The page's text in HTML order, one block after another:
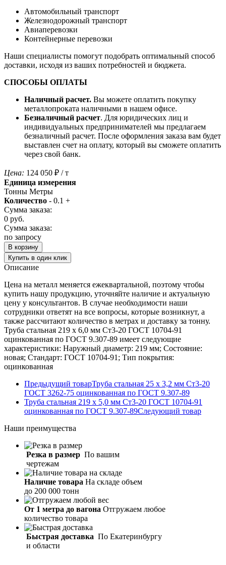
Автомобильный транспорт
Железнодорожный транспорт
Авиаперевозки
Контейнерные перевозки
Наши специалисты помогут подобрать оптимальный способ
доставки, исходя из ваших потребностей и бюджета.
СПОСОБЫ ОПЛАТЫ
Наличный расчет. Вы можете оплатить покупку
металлопроката наличными в нашем офисе.
Безналичный расчет. Для юридических лиц и
индивидуальных предпринимателей мы предлагаем
безналичный расчет. После оформления заказа вам будет
выставлен счет на оплату, который вы сможете оплатить
через свой банк.
Цена: 124 050 ₽ / т
Единица измерения
Тонны Метры
Количество - 0.1 +
Сумма заказа:
0 руб.
Сумма заказа:
по запросу
В корзину
Купить в один клик
Описание
Цена на металл меняется ежеквартальной, поэтому чтобы
купить нашу продукцию, уточняйте наличие и актуальную
цену у консультантов. В случае необходимости наши
сотрудники ответят на все вопросы, которые возникнут, а
также рассчитают количество в метрах и доставку за тонну.
Труба стальная 219 х 6,0 мм Ст3-20 ГОСТ 10704-91
оцинкованная по ГОСТ 9.307-89 имеет следующие
характеристики: Наружный диаметр: 219 мм; Состояние:
новая; Стандарт: ГОСТ 10704-91; Тип покрытия:
оцинкованная
Предыдущий товарТруба стальная 25 х 3,2 мм Ст3-20
ГОСТ 3262-75 оцинкованная по ГОСТ 9.307-89
Труба стальная 219 х 5,0 мм Ст3-20 ГОСТ 10704-91
оцинкованная по ГОСТ 9.307-89Следующий товар
Наши преимущества
Резка в размер По вашим
чертежам
Наличие товара На складе объем
до 200 000 тонн
От 1 метра до вагона Отгружаем любое
количество товара
Быстрая доставка По Екатеринбургу
и области